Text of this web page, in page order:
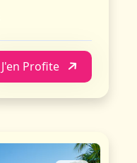
J'en Profite